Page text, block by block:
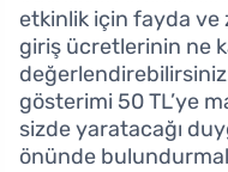
etkinlik için fayda ve
giriş ücretlerinin ne
gösterimi 50 TL’ye
sizde yaratacağı
önünde